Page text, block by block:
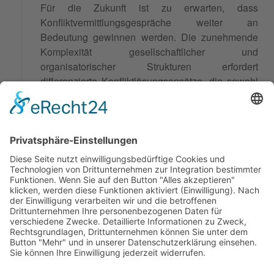
Für die Zukunft ist zu erwarten, dass
Konfliktvermittlungsgespräche weiter an
Bedeutung gewinnen werden. Die zunehmende
Komplexität gesellschaftlicher und
organisatorischer Strukturen erfordert
differenzierte Konfliktlösungsansätze, die sowohl
Effizienz als auch Nachhaltigkeit gewährleisten.
Die kontinuierliche Weiterentwicklung von
Technologien werden neue Möglichkeiten für die
Anwendung von Konfliktvermittlungsgesprächen
eröffnen.
Synonyme: Konfliktvermittlungsgespräch
© 2026 Frank Hartung Ihr Mediator bei Konflikten in Familie,